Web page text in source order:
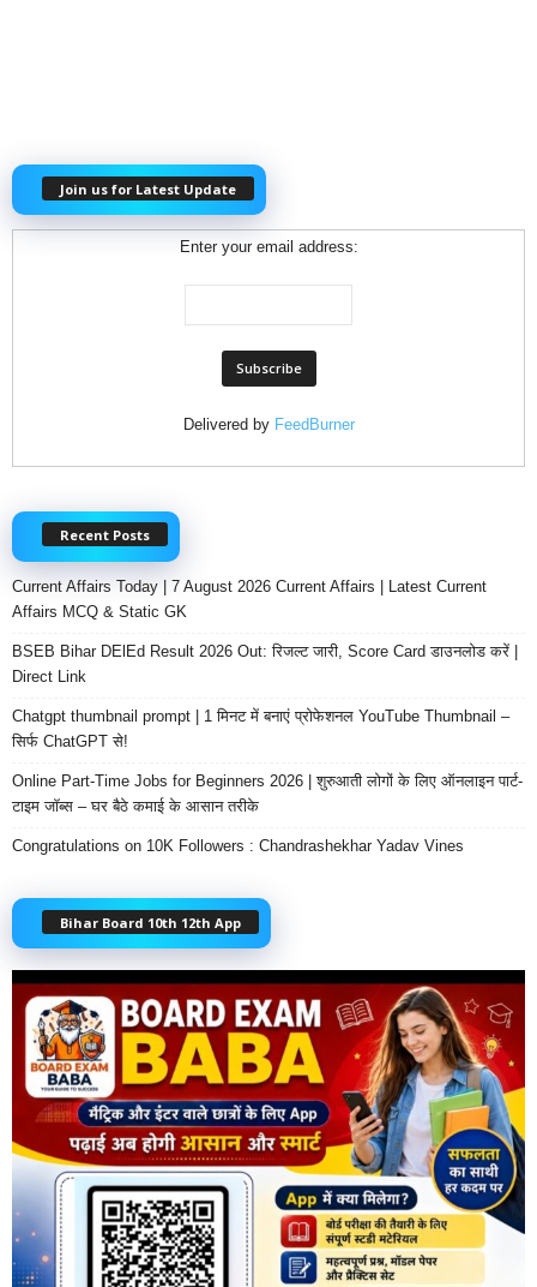
Join us for Latest Update
Enter your email address:
Delivered by FeedBurner
Recent Posts
Current Affairs Today | 7 August 2026 Current Affairs | Latest Current
Affairs MCQ & Static GK
BSEB Bihar DElEd Result 2026 Out: रिजल्ट जारी, Score Card डाउनलोड करें |
Direct Link
Chatgpt thumbnail prompt | 1 मिनट में बनाएं प्रोफेशनल YouTube Thumbnail –
सिर्फ ChatGPT से!
Online Part-Time Jobs for Beginners 2026 | शुरुआती लोगों के लिए ऑनलाइन पार्ट-
टाइम जॉब्स – घर बैठे कमाई के आसान तरीके
Congratulations on 10K Followers : Chandrashekhar Yadav Vines
Bihar Board 10th 12th App